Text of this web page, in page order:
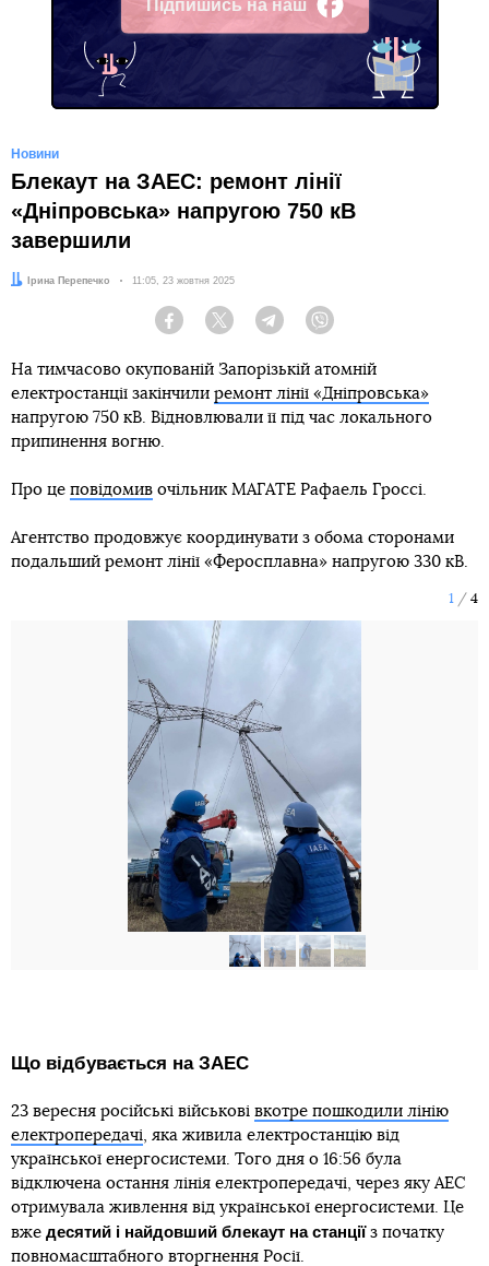
Підпишись на наш
Facebook
Новини
Блекаут на ЗАЕС: ремонт лінії
«Дніпровська» напругою 750 кВ
завершили
Автор:Ірина Перепечко Дата:
11:05, 23 жовтня 2025
Facebook Twitter Telegram
На тимчасово окупованій Запорізькій атомній
електростанції закінчили ремонт лінії «Дніпровська»
напругою 750 кВ. Відновлювали її під час локального
припинення вогню.
Про це повідомив очільник МАГАТЕ Рафаель Гроссі.
Агентство продовжує координувати з обома сторонами
подальший ремонт лінії «Феросплавна» напругою 330 кВ.
1 4
Що відбувається на ЗАЕС
23 вересня російські військові вкотре пошкодили лінію
електропередачі, яка живила електростанцію від
української енергосистеми. Того дня о 16:56 була
відключена остання лінія електропередачі, через яку АЕС
отримувала живлення від української енергосистеми. Це
вже десятий і найдовший блекаут на станціїз початку
повномасштабного вторгнення Росії.